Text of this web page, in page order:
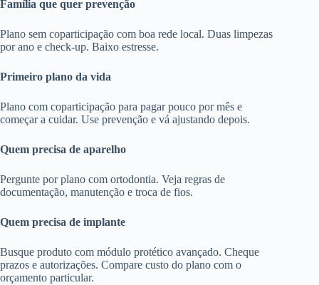
Família que quer prevenção
Plano sem coparticipação com boa rede local. Duas limpezas
por ano e check-up. Baixo estresse.
Primeiro plano da vida
Plano com coparticipação para pagar pouco por mês e
começar a cuidar. Use prevenção e vá ajustando depois.
Quem precisa de aparelho
Pergunte por plano com ortodontia. Veja regras de
documentação, manutenção e troca de fios.
Quem precisa de implante
Busque produto com módulo protético avançado. Cheque
prazos e autorizações. Compare custo do plano com o
orçamento particular.